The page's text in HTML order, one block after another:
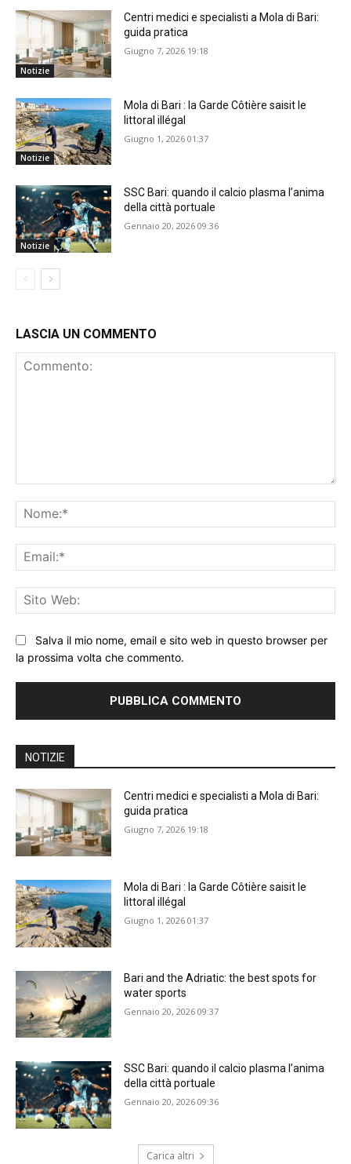
Notizie
Centri medici e specialisti a Mola di Bari:
guida pratica
Giugno 7, 2026 19:18
Notizie
Mola di Bari : la Garde Côtière saisit le
littoral illégal
Giugno 1, 2026 01:37
Notizie
SSC Bari: quando il calcio plasma l’anima
della città portuale
Gennaio 20, 2026 09:36
LASCIA UN COMMENTO
Salva il mio nome, email e sito web in questo browser per
la prossima volta che commento.
NOTIZIE
Centri medici e specialisti a Mola di Bari:
guida pratica
Giugno 7, 2026 19:18
Mola di Bari : la Garde Côtière saisit le
littoral illégal
Giugno 1, 2026 01:37
Bari and the Adriatic: the best spots for
water sports
Gennaio 20, 2026 09:37
SSC Bari: quando il calcio plasma l’anima
della città portuale
Gennaio 20, 2026 09:36
Carica altri